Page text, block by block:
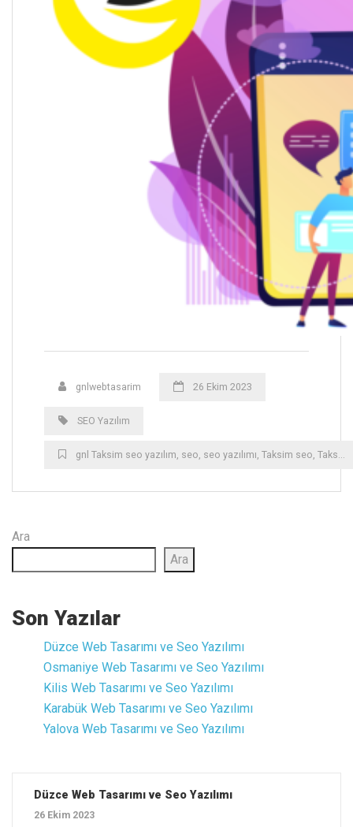
gnlwebtasarim 26 Ekim 2023
SEO Yazılım
gnl Taksim seo yazılım, seo, seo yazılımı, Taksim seo, Taksim seo yazılımı
Ara
Ara
Son Yazılar
Düzce ‎Web Tasarımı ve Seo Yazılımı
Osmaniye ‎Web Tasarımı ve Seo Yazılımı
Kilis ‎Web Tasarımı ve Seo Yazılımı
Karabük ‎Web Tasarımı ve Seo Yazılımı
Yalova ‎Web Tasarımı ve Seo Yazılımı
Düzce ‎Web Tasarımı ve Seo Yazılımı
26 Ekim 2023